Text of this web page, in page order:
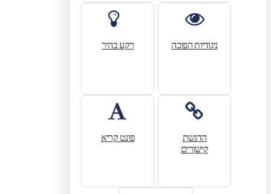
ניגודיות הפוכה רקע בהיר
הדגשת
קישורים
פונט קריא